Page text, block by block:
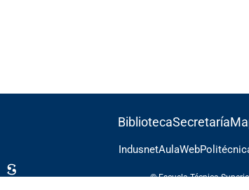
BibliotecaSecretaría
IndusnetAulaWeb
© Escuela Técnica